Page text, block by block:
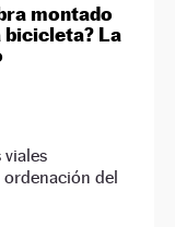
montado
bicicleta? La
viales
ordenación del